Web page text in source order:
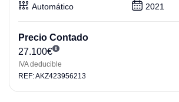
Automático
2021
Precio Contado
27.100€
IVA deducible
REF: AKZ423956213